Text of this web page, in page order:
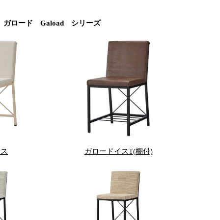
ガロード Gaload シリーズ
ガロードイスT(棚付)